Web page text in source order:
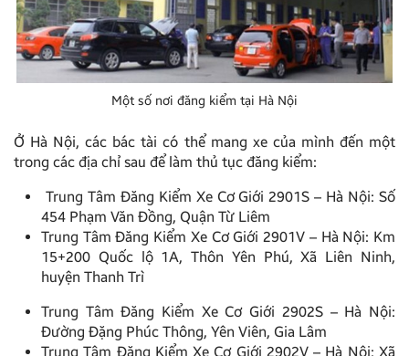
Một số nơi đăng kiểm tại Hà Nội
Ở Hà Nội, các bác tài có thể mang xe của mình đến một
trong các địa chỉ sau để làm thủ tục đăng kiểm:
Trung Tâm Đăng Kiểm Xe Cơ Giới 2901S – Hà Nội: Số
454 Phạm Văn Đồng, Quận Từ Liêm
Trung Tâm Đăng Kiểm Xe Cơ Giới 2901V – Hà Nội: Km
15+200 Quốc lộ 1A, Thôn Yên Phú, Xã Liên Ninh,
huyện Thanh Trì
Trung Tâm Đăng Kiểm Xe Cơ Giới 2902S – Hà Nội:
Đường Đặng Phúc Thông, Yên Viên, Gia Lâm
Trung Tâm Đăng Kiểm Xe Cơ Giới 2902V – Hà Nội: Xã